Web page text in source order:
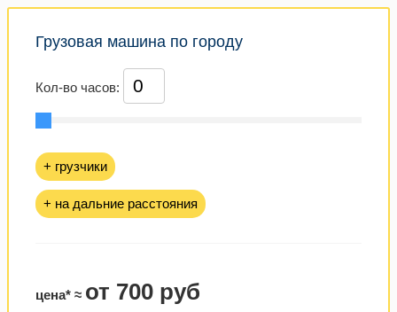
Грузовая машина по городу
Кол-во часов:
+ грузчики
+ на дальние расстояния
цена* ≈ от 700 руб